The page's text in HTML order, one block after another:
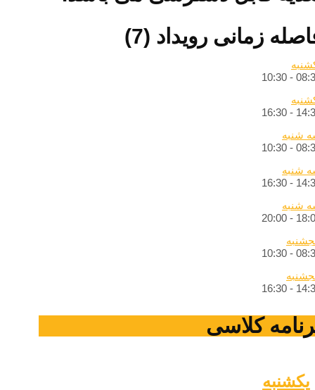
زمانی رویداد (7)
-
10:30
-
16:30
شنبه
-
10:30
شنبه
-
16:30
شنبه
-
20:00
-
10:30
-
16:30
کلاسی
یکشنبه